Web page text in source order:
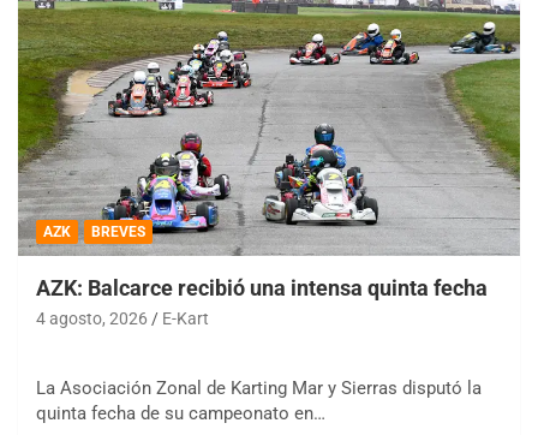
AZK BREVES
AZK: Balcarce recibió una intensa quinta fecha
4 agosto, 2026 E-Kart
La Asociación Zonal de Karting Mar y Sierras disputó la
quinta fecha de su campeonato en…